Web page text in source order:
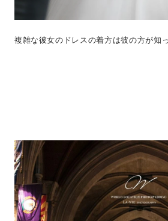
複雑な彼女のドレスの着方は彼の方が知